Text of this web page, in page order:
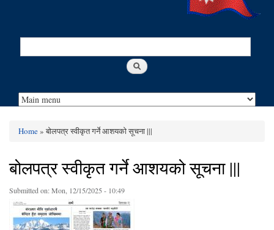
Search
You are here
Home» बोलपत्र स्वीकृत गर्ने आशयको सूचना |||
बोलपत्र स्वीकृत गर्ने आशयको सूचना |||
Submitted on:Mon, 12/15/2025 - 10:49